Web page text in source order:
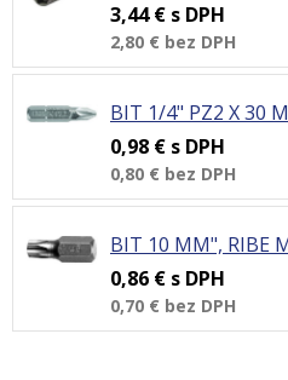
3,44 € s DPH
2,80 € bez DPH
BIT 1/4" PZ2 X 30
0,98 € s DPH
0,80 € bez DPH
BIT 10 MM", RIBE
0,86 € s DPH
0,70 € bez DPH